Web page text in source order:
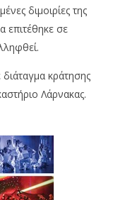
διμοιρίες της
επιτέθηκε σε
κράτησης
Λάρνακας.